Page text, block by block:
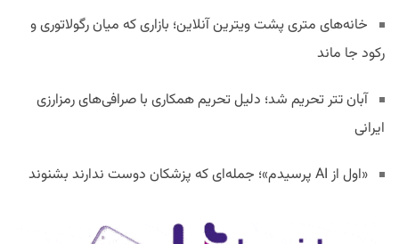
خانه‌های متری پشت ویترین آنلاین؛ بازاری که میان رگولاتوری و
رکود جا ماند
آبان تتر تحریم شد؛ دلیل تحریم همکاری با صرافی‌های رمزارزی
ایرانی
«اول از AI پرسیدم»؛ جمله‌ای که پزشکان دوست ندارند بشنوند